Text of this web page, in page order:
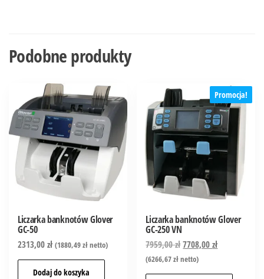
Podobne produkty
Liczarka banknotów Glover
GC-50
2313,00zł (1880,49złnetto)
Dodaj do koszyka
Promocja!
Liczarka banknotów Glover
GC-250 VN
7959,00zł7708,00zł
(6266,67złnetto)